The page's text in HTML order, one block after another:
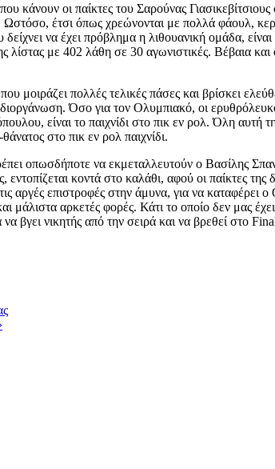
κάνουν οι παίκτες του Σαρούνας
έτσι όπως χρεώνονται με πολλά φάουλ,
να έχει πρόβλημα η λιθουανική ομάδα,
λίστας με 402 λάθη σε 30 αγωνιστικές. Βέβαια
μοιράζει πολλές τελικές πάσες και βρίσκει
Όσο για τον Ολυμπιακό, οι
είναι το παιχνίδι στο πικ εν ρολ. Όλη αυτή
στο πικ εν ρολ παιχνίδι.
οπωσδήποτε να εκμεταλλευτούν ο Βασίλης
κοντά στο καλάθι, αφού οι παίκτες της
επιστροφές στην άμυνα, για να καταφέρει
μάλιστα αρκετές φορές. Κάτι το οποίο δεν μας
να βγει νικητής από την σειρά και να βρεθεί στο
›